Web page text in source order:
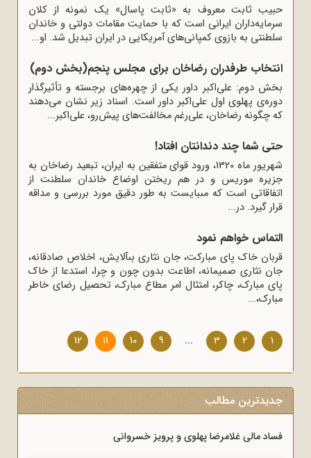
حبیب ثابت معروف به «ثابت ‌پاسال» یک نمونه از کلان
سرمایه‌‌داران ایرانى است که با حمایت مقامات دولتى و خاندان
سلطنتى به بازوى کمپانى‌‌هاى آمریکایى در ایران تبدیل شد. او...
انتخاب طرفدران رضاخان برای مجلس پنجم(بخش دوم)
بخش دوم: علی‌اکبر داور یکی از چهره‌های برجسته و تأثیرگذار
دوره‌ی پهلوی اول علی‌اکبر داور است. اسناد زیر نشان می‌دهند
که چگونه رضاخان، علی‌رغم مخالفت‌های پیش‌رو، علی‌اکبر...
حتى شما چند دندانتان افتاد!
شهریور ماه 1320، ورود قواى متفقین به ایران، تبعید رضاخان به
جزیره موریس و در هم ریختن اوضاع خاندان سلطنت از
اتفاقاتى است که مى‏بایست به طور دقیق مورد بررسى و مداقه
قرار گیرد. در...
التماس خواهم نمود
قربان خاک پاى مبارکت، جان نثارى بى‏آلایش، اخلاص صادقانه،
جان نثارى صمیمانه، اطاعت بدون چون و چرا، استدعا از خاک
پاى مبارک، چاکر، امتثال امر مطاع مبارک، تحصیل رضاى خاطر
مبارک،...
1
2
3
...
9
10
11
12
جدیدترین مطالب
فساد مالی غلامرضا پهلوی و پرویز خسروانی